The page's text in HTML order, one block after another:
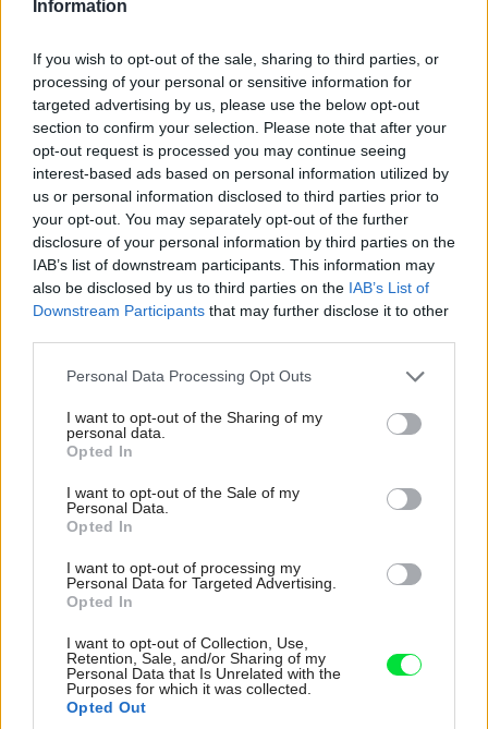
Information
If you wish to opt-out of the sale, sharing to third parties, or
processing of your personal or sensitive information for
targeted advertising by us, please use the below opt-out
section to confirm your selection. Please note that after your
opt-out request is processed you may continue seeing
interest-based ads based on personal information utilized by
us or personal information disclosed to third parties prior to
your opt-out. You may separately opt-out of the further
disclosure of your personal information by third parties on the
IAB’s list of downstream participants. This information may
also be disclosed by us to third parties on the IAB’s List of
Downstream Participants that may further disclose it to other
Please note that this website/app uses one or more Google
not limited to your visit or usage behaviour. You may click to
grant or deny consent to Google and its third-party tags to
use your data for below specified purposes in below Google
consent section.
Personal Data Processing Opt Outs
I want to opt-out of the Sharing of my
personal data.
Opted In
I want to opt-out of the Sale of my
Personal Data.
Opted In
I want to opt-out of processing my
Personal Data for Targeted Advertising.
Opted In
I want to opt-out of Collection, Use,
Retention, Sale, and/or Sharing of my
Personal Data that Is Unrelated with the
Purposes for which it was collected.
Opted Out
186476
Filtre a prídavné funkcie
Moderné klimatizačné jednotky disponujú viacerými
komponentmi, ktoré majú za úlohu eliminovať zo
vzduchu rôzne chemické látky, prípadne choroboplodné
zárodky. Z dôvodu ochrany zdravia sú v základnej výbave
klimatizačných jednotiek mechanické filtre, ktoré
Fotokatalytické filtre dokážu okrem zneškodnenia
mikroorganizmov odstrániť aj cigaretový dym a rôzne
pachy. Špeciálne antibakteriálne filtre s protiplesňovými
účinkami môžu vo vašich domácnostiach plniť
ovzdušia sú ďalej určené viaceré druhy bionizérov,
ionizérov, generátorov kyslíka, vodíka, striebra a mnoho
iných. Filtrom venujte náležitú pozornosť, najmä ich
pravidelnému čisteniu a výmene, presne podľa pokynov
výrobcov.